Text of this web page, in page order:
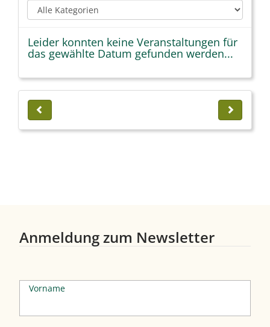
Leider konnten keine Veranstaltungen für
das gewählte Datum gefunden werden...
Anmeldung zum Newsletter
Vorname